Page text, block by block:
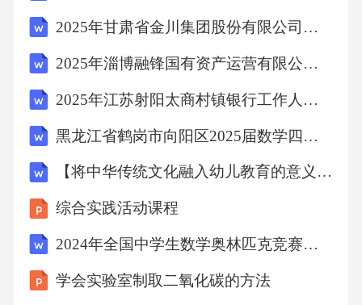
2025年甘肃省金川集团股份有限公司技能操作人员社会招聘400人笔试历年常考点试题专练附带答案详解
2025年淄博融锋国有资产运营有限公司公开招聘工作人员笔试笔试历年典型考点题库附带答案详解
2025年江苏射阳太商村镇银行工作人员招聘笔试历年典型考题及考点剖析附带答案详解
黑龙江省鹤岗市向阳区2025届数学四年级第二学期期末质量检测模拟试题（含答案解析）
【将中华传统文化融入幼儿教育的意义及路径探究2800字】
综合实践活动课程
2024年全国中学生数学奥林匹克竞赛内蒙古赛区初赛试卷（解析版）
学会实验室制取二氧化碳的方法